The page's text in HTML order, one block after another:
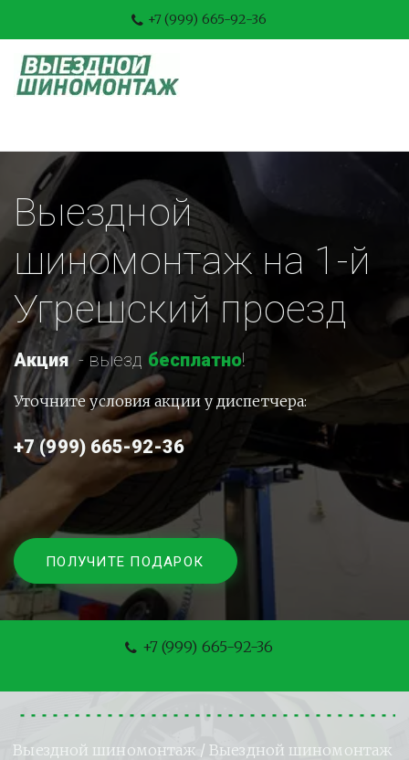
+7 (999) 665-92-36
Выездной
шиномонтаж на 1-й
Угрешский проезд
Акция - выезд бесплатно!
Уточните условия акции у диспетчера:
+7 (999) 665-92-36
ПОЛУЧИТЕ ПОДАРОК
+7 (999) 665-92-36
Выездной шиномонтаж / Выездной шиномонтаж